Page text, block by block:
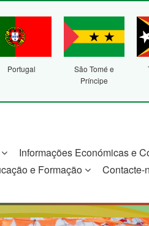
Portugal
São Tomé e
Príncipe
Informações Económicas e
e Formação Contacte-